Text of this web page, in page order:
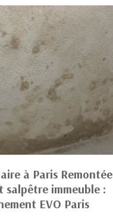
à Paris Remontée
salpêtre immeuble :
EVO Paris